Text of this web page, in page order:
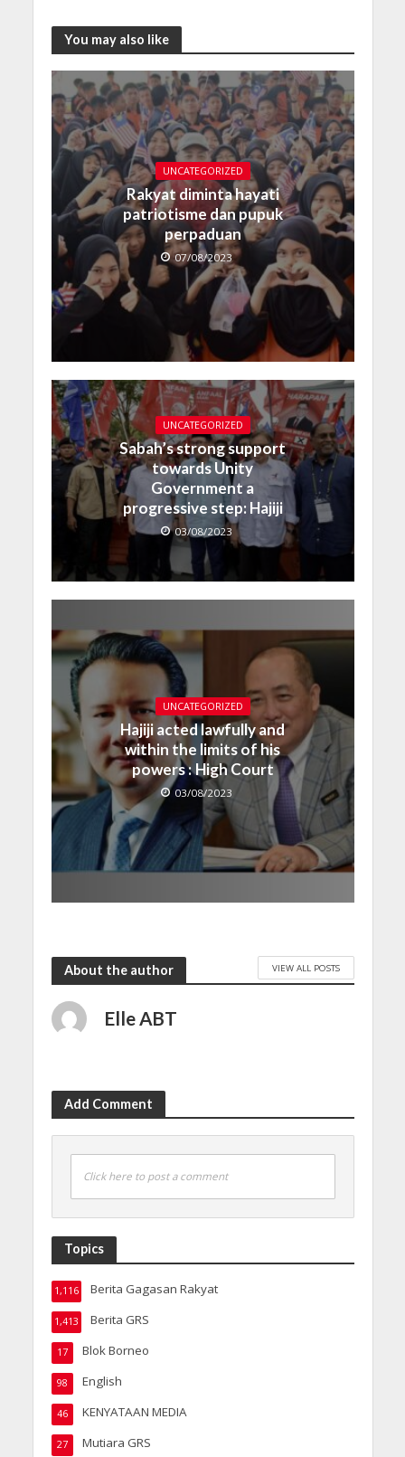
You may also like
UNCATEGORIZED
Rakyat diminta hayati
patriotisme dan pupuk
perpaduan
07/08/2023
UNCATEGORIZED
Sabah’s strong support
towards Unity
Government a
progressive step: Hajiji
03/08/2023
UNCATEGORIZED
Hajiji acted lawfully and
within the limits of his
powers : High Court
03/08/2023
About the author VIEW ALL POSTS
Elle ABT
Add Comment
Click here to post a comment
Topics
Berita Gagasan Rakyat
1,116
Berita GRS
1,413
Blok Borneo
17
English
98
KENYATAAN MEDIA
46
Mutiara GRS
27